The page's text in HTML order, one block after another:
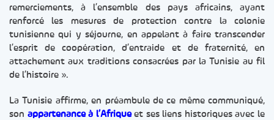
remerciements, à l’ensemble des pays africains, ayant
renforcé les mesures de protection contre la colonie
tunisienne qui y séjourne, en appelant à faire transcender
l’esprit de coopération, d’entraide et de fraternité, en
attachement aux traditions consacrées par la Tunisie au fil
de l’histoire ».
La Tunisie affirme, en préambule de ce même communiqué,
son appartenance à l’Afriqueet ses liens historiques avec le